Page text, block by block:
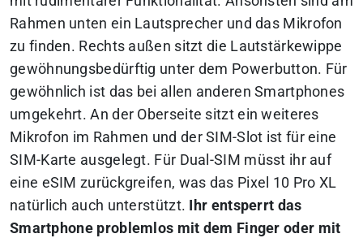
Rahmen unten ein Lautsprecher und das Mikrofon
zu finden. Rechts außen sitzt die Lautstärkewippe
gewöhnungsbedürftig unter dem Powerbutton. Für
gewöhnlich ist das bei allen anderen Smartphones
umgekehrt. An der Oberseite sitzt ein weiteres
Mikrofon im Rahmen und der SIM-Slot ist für eine
SIM-Karte ausgelegt. Für Dual-SIM müsst ihr auf
eine eSIM zurückgreifen, was das Pixel 10 Pro XL
natürlich auch unterstützt.
Ihr entsperrt das
Smartphone problemlos mit dem Finger oder mit